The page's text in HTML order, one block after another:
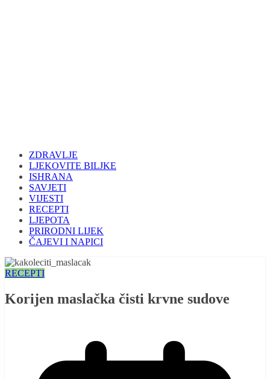
ZDRAVLJE
LJEKOVITE BILJKE
ISHRANA
SAVJETI
VIJESTI
RECEPTI
LJEPOTA
PRIRODNI LIJEK
ČAJEVI I NAPICI
RECEPTI
Korijen maslačka čisti krvne sudove